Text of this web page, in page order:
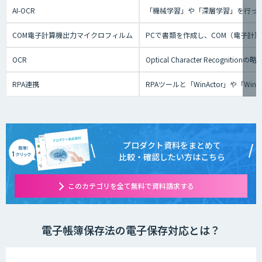
AI-OCR 「機械学習」や「深層学習」を行
COM電子計算機出力マイクロフィルム PCで書類を作成し、COM（電子計
OCR Optical Character Recognitionの略
RPA連携 RPAツールと「WinActor」や「
プロダクト資料をまとめて
比較・確認したい方はこちら
このカテゴリを全て無料で資料請求する
電子帳簿保存法の電子保存対応とは？